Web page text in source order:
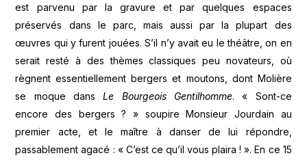
est parvenu par la gravure et par quelques espaces
préservés dans le parc, mais aussi par la plupart des
œuvres qui y furent jouées. S’il n’y avait eu le théâtre, on en
serait resté à des thèmes classiques peu novateurs, où
règnent essentiellement bergers et moutons, dont Molière
se moque dansLe Bourgeois Gentilhomme. « Sont-ce
encore des bergers ? » soupire Monsieur Jourdain au
premier acte, et le maître à danser de lui répondre,
passablement agacé : « C’est ce qu’il vous plaira ! ». En ce 15